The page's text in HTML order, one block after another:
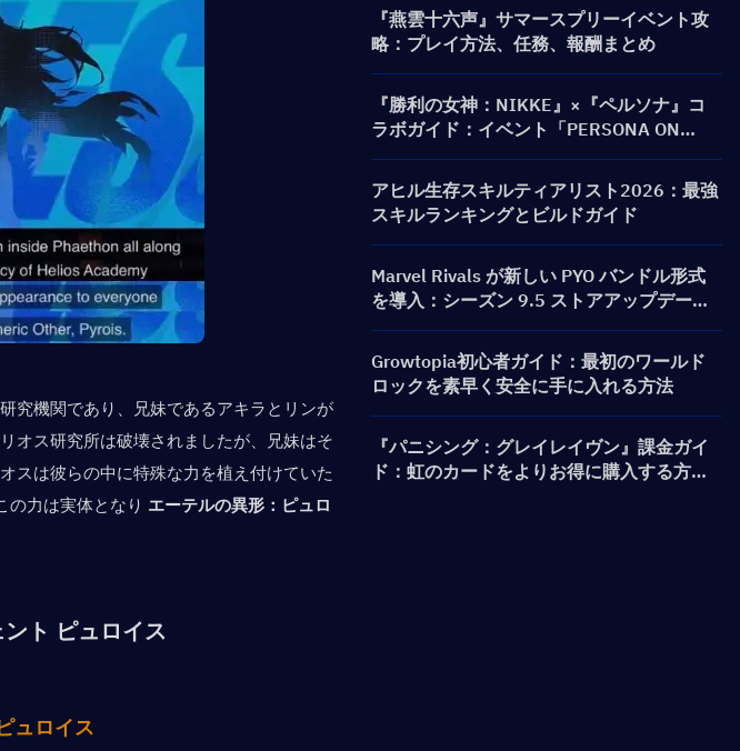
究機関であり、兄妹であるアキラとリンが
オス研究所は破壊されましたが、兄妹はそ
スは彼らの中に特殊な力を植え付けていた
の力は実体となり エーテルの異形：ピュロ
ト ピュロイス
ュロイス
『燕雲十六声』サマースプリーイベント攻
略：プレイ方法、任務、報酬まとめ
『勝利の女神：NIKKE』×『ペルソナ』コ
ラボガイド：イベント「PERSONA ON
FRONTLINE」、キャラクター、募集（ガチ
ャ）＆報酬まとめ
アヒル生存スキルティアリスト2026：最強
スキルランキングとビルドガイド
Marvel Rivals が新しい PYO バンドル形式
を導入：シーズン 9.5 ストアアップデート
でより賢く購入する方法
Growtopia初心者ガイド：最初のワールド
ロックを素早く安全に手に入れる方法
『パニシング：グレイレイヴン』課金ガイ
ド：虹のカードをよりお得に購入する方法